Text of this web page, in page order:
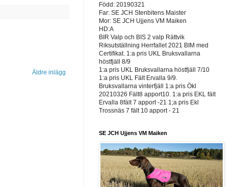
Äldre inlägg
Född: 20190321
Far: SE JCH Stenbitens Maister
Mor: SE JCH Ujjens VM Maiken
HD:A
BIR Valp och BIS 2 valp Rättvik
Riksutställning Herrfallet 2021 BIM med
Certifikat. 1:a pris UKL Bruksvallarna
höstfjäll 8/9
1:a pris UKL Bruksvallarna höstfjäll 7/10
1:a pris UKL Fält Ervalla 9/9.
Bruksvallarna vinterfjäll 1:a pris Ökl
20210326 Fält8 apport10. 1:a pris EKL fält
Ervalla 8fält 7 apport -21 1;a pris Ekl
Trossnäs 7 fält 10 apport - 21
SE JCH Ujjens VM Maiken